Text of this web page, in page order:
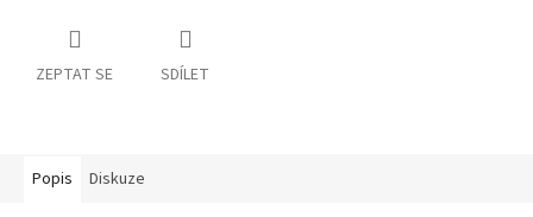
ZEPTAT SE SDÍLET
Popis Diskuze